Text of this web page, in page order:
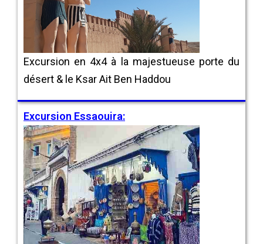
Excursion en 4x4 à la majestueuse porte du
désert & le Ksar Ait Ben Haddou
Excursion Essaouira: